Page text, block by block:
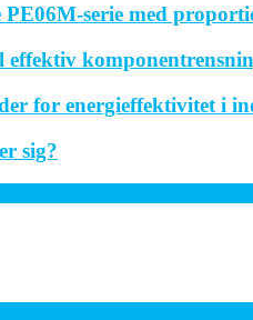
PE06M-serie med
for energieffektivitet i
sig?